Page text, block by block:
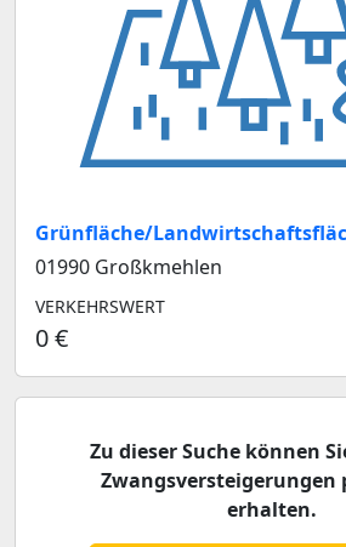
Grünfläche/
01990 Großkmehlen
VERKEHRSWERT
0 €
Zu dieser Suche können
Zwangsversteigerungen
erhalten.